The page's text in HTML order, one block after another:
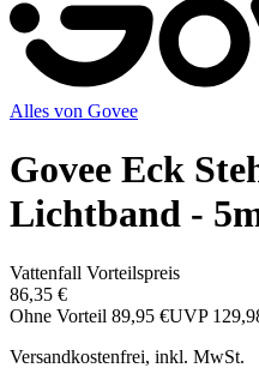
Alles von Govee
Govee Eck
Lichtband -
Vattenfall Vorteilspreis
86,35 €
Ohne Vorteil 89,95 €UVP
Versandkostenfrei, inkl. MwSt.